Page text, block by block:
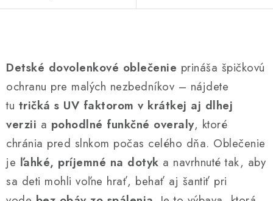
v
l
á
d
a
c
i
e
p
Detské dovolenkové oblečenie prináša špičkovú
ochranu pre malých nezbedníkov – nájdete
tu tričká s UV faktorom v krátkej aj dlhej
verzii a pohodlné funkčné overaly, ktoré
chránia pred slnkom počas celého dňa. Oblečenie
je ľahké, príjemné na dotyk a navrhnuté tak, aby
sa deti mohli voľne hrať, behať aj šantiť pri